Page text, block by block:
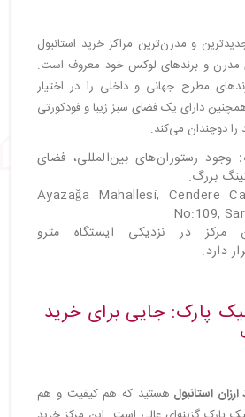
و مدرن‌ترین مراکز خرید استانبول
مدرن و برندهای لوکس خود معروف است.
مطرح جهانی و داخلی را در اختیار
دارای یک فضای سبز زیبا و فودکورتی
دوچندان می‌کند.
وجود رستوران‌های بین‌المللی، فضای
بزرگ.
Ayazağa Mahallesi, Cendere
No:109,
مرکز در نزدیکی ایستگاه مترو
پارک: جایی برای خرید
استانبول هستید که هم کیفیت و هم